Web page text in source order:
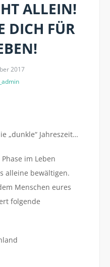
ALLEIN!
DICH FÜR
2017
„dunkle“ Jahreszeit…
im Leben
alleine bewältigen.
Menschen eures
folgende